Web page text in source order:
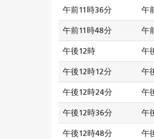
午前11時36分 午
午前11時48分 午
午後12時 午
午後12時12分 午
午後12時24分 午
午後12時36分 午
午後12時48分 午